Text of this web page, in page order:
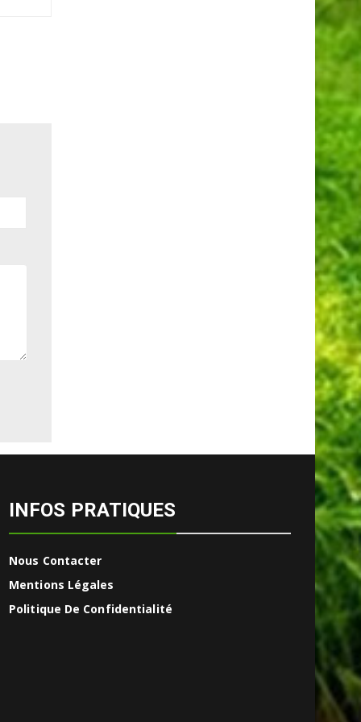
INFOS PRATIQUES
Nous Contacter
Mentions Légales
Politique De Confidentialité